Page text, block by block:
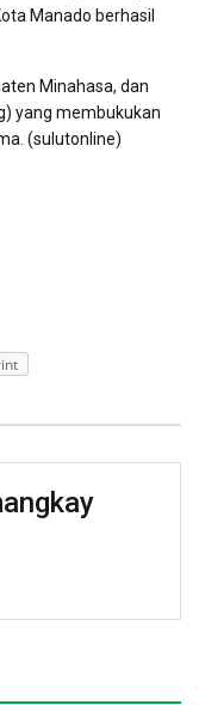
Manado berhasil
Minahasa, dan
yang membukukan
(sulutonline)